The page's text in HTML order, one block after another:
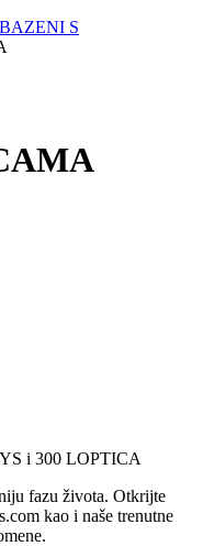
S
i 300 LOPTICA
fazu života. Otkrijte
kao i naše trenutne